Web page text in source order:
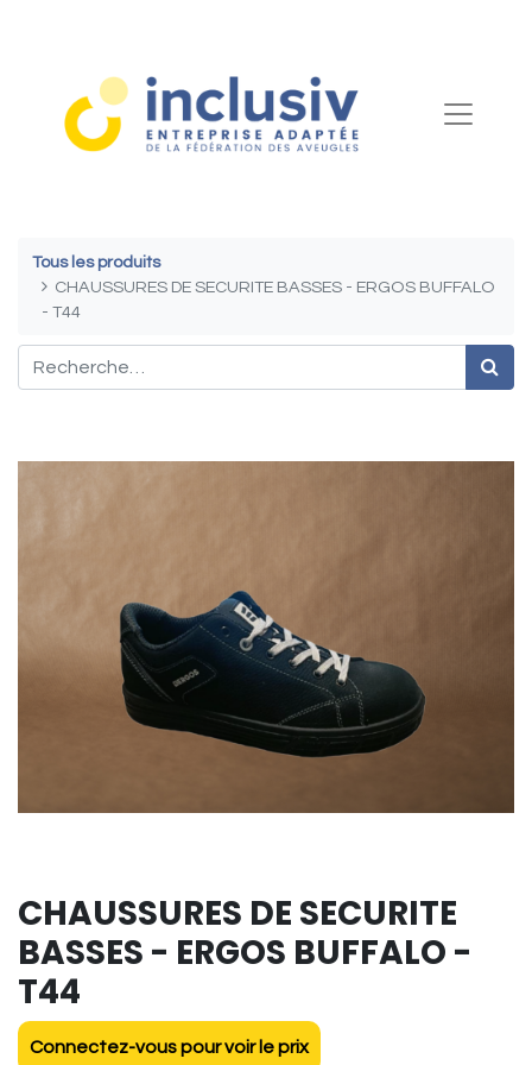
Tous les produits
CHAUSSURES DE SECURITE BASSES - ERGOS BUFFALO
- T44
CHAUSSURES DE SECURITE
BASSES - ERGOS BUFFALO -
T44
Connectez-vous pour voir le prix